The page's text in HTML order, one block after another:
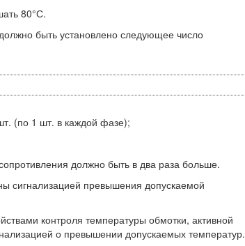
80°С.
быть установлено следующее число
(по 1 шт. в каждой фазе);
должно быть в два раза больше.
сигнализацией превышения допускаемой
контроля температуры обмотки, активной
о превышении допускаемых температур.